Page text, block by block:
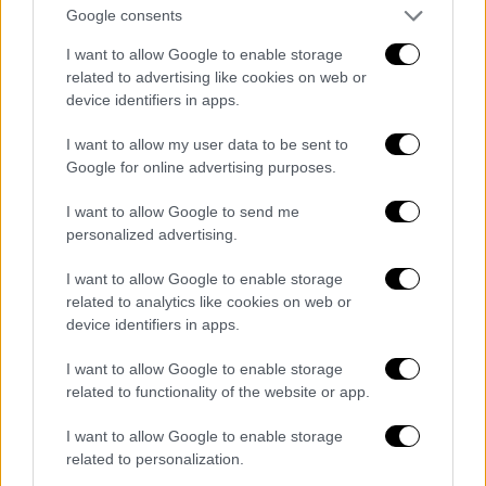
Google consents
I want to allow Google to enable storage
related to advertising like cookies on web or
device identifiers in apps.
I want to allow my user data to be sent to
Google for online advertising purposes.
I want to allow Google to send me
personalized advertising.
I want to allow Google to enable storage
related to analytics like cookies on web or
device identifiers in apps.
I want to allow Google to enable storage
related to functionality of the website or app.
I want to allow Google to enable storage
related to personalization.
τη δική του προσοχή. Και αυτό το οποίο για
εμάς μπορεί να φαντάζει μικρό για εσάς
είναι πολύ σημαντικό και επηρεάζει την
καθημερινότητά σας.
Να πω δυο κουβέντες για τα ζητήματα της
του Ταμείου Ανάκαμψης και στο κέντρο
υγείας της Αμοργού, το οποίο όταν το δείτε
ολοκληρωμένο θα αντιληφθείτε τη σημασία
του, γιατί και θα επεκταθεί και θα είναι
πλήρως εκσυγχρονισμένο. Όπου έχουμε δει
τέτοιες δράσεις να δρομολογούνται υπάρχει
πάντα μία πολύ θετική ανταπόκριση από την
Αυτό, προφανώς, δεν ακυρώνει τη διαρκή